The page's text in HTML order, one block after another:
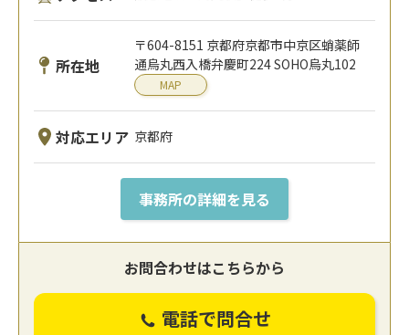
所在地
〒604-8151 京都府京都市中京区蛸薬師
通烏丸西入橋弁慶町224 SOHO烏丸102
MAP
対応エリア 京都府
事務所の詳細を見る
お問合わせはこちらから
電話で問合せ